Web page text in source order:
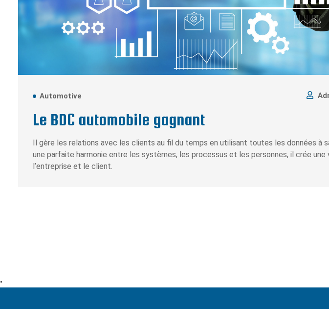
Automotive
Le BDC automobile gagnant
Il gère les relations avec les clients au fil du temps en utilisant toutes les données à
une parfaite harmonie entre les systèmes, les processus et les personnes, il crée une
l’entreprise et le client.
•